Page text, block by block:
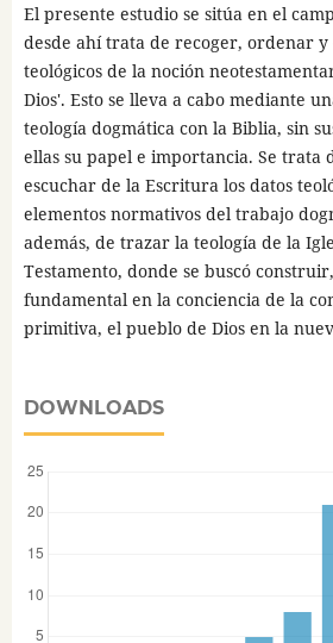
El presente estudio se sitúa en el
desde ahí trata de recoger, ordenar y
teológicos de la noción
Dios'. Esto se lleva a cabo mediante
teología dogmática con la Biblia, sin
ellas su papel e importancia. Se trata
escuchar de la Escritura los datos
elementos normativos del trabajo
además, de trazar la teología de la
Testamento, donde se buscó
fundamental en la conciencia de la
primitiva, el pueblo de Dios en la
DOWNLOADS